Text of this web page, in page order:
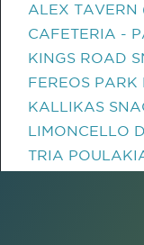
ALEX TAVERN
CAFETERIA -
KINGS ROAD
FEREOS
KALLIKAS
LIMONCELLO
TRIA